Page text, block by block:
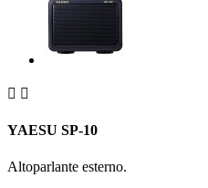
 
YAESU SP-10
Altoparlante esterno.